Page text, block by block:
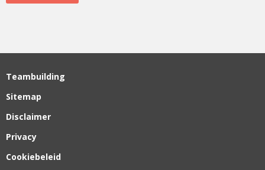
Teambuilding
Sitemap
Disclaimer
Privacy
Cookiebeleid